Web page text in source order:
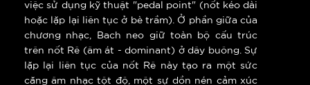
việc sử dụng kỹ thuật "pedal point" (nốt kéo dài
hoặc lặp lại liên tục ở bè trầm). Ở phần giữa của
chương nhạc, Bach neo giữ toàn bộ cấu trúc
trên nốt Rê (âm át - dominant) ở dây buông. Sự
lặp lại liên tục của nốt Rê này tạo ra một sức
căng âm nhạc tột độ, một sự dồn nén cảm xúc